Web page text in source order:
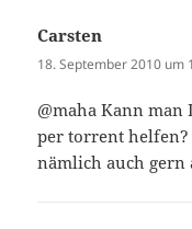
Carsten
18. September 2010 um
@maha Kann
per torrent
nämlich auch